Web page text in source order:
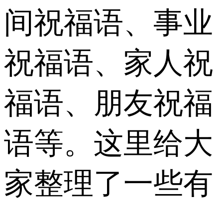
间祝福语、事业
祝福语、家人祝
福语、朋友祝福
语等。这里给大
家整理了一些有